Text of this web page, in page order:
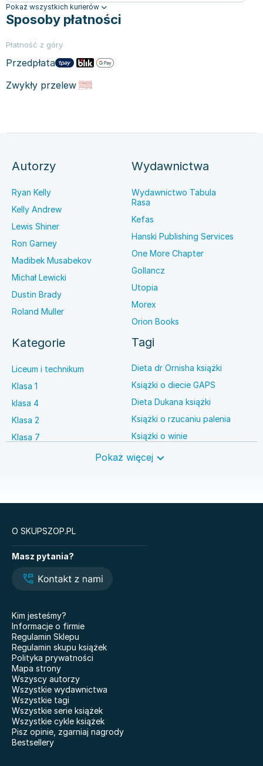
Pokaż wszystkich kurierów
Sposoby płatności
Płatność z góry
Przedpłata
Zwykły przelew
Autorzy
Ryan Kelly
Kelly Andrew
Lewis Shiner
Ron Garney
Madibek Musabekov
Michał Lewicki
Dustin Brady
Roland Muller
Wydawnictwa
Wydawnictwo Tabula
Rasa
Kefas
Hanski Publishing Services
One More Chapter
Gollancz
Utopia
Morex
Orion Books
Kategorie
Liceum i technikum
Klasa 1
klasa 4
Klasa 2
Klasa 7
Tagi
Dieta dr Ornisha książki
Książki o diecie GAPS
Dieta Dukana książki
Książki o rzucaniu palenia
Książki o winie
Książki o anestezjologii
Książki
Legendy i Latte
Hazel Wood. Tom 1
Nauczyciele
Nie mówię żegnaj
Co wyszeptał nam deszcz
Właśnie że tak! Nigdy w
życiu! 20 lat później
Kicia Kocia gotuje
Biologia na czasie.
Pokaż więcej
O SKUPSZOP.PL
Masz pytania?
Kim jesteśmy?
Informacje o firmie
Regulamin Sklepu
Regulamin skupu książek
Polityka prywatności
Mapa strony
Wszyscy autorzy
Wszystkie wydawnictwa
Wszystkie tagi
Wszystkie serie książek
Wszystkie cykle książek
Pisz opinie, zgarniaj nagrody
Bestsellery